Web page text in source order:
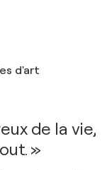
d'art
de la vie,
»